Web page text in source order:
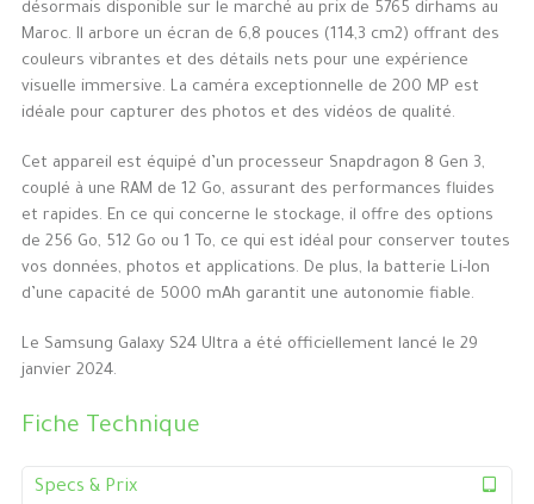
désormais disponible sur le marché au prix de 5765 dirhams au
Maroc. Il arbore un écran de 6,8 pouces (114,3 cm2) offrant des
couleurs vibrantes et des détails nets pour une expérience
visuelle immersive. La caméra exceptionnelle de 200 MP est
idéale pour capturer des photos et des vidéos de qualité.
Cet appareil est équipé d’un processeur Snapdragon 8 Gen 3,
couplé à une RAM de 12 Go, assurant des performances fluides
et rapides. En ce qui concerne le stockage, il offre des options
de 256 Go, 512 Go ou 1 To, ce qui est idéal pour conserver toutes
vos données, photos et applications. De plus, la batterie Li-Ion
d’une capacité de 5000 mAh garantit une autonomie fiable.
Le Samsung Galaxy S24 Ultra a été officiellement lancé le 29
janvier 2024.
Fiche Technique
Specs & Prix